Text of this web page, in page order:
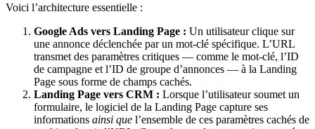
Voici l’architecture essentielle :
Google Ads vers Landing Page : Un utilisateur clique sur
une annonce déclenchée par un mot-clé spécifique. L’URL
transmet des paramètres critiques — comme le mot-clé, l’ID
de campagne et l’ID de groupe d’annonces — à la Landing
Page sous forme de champs cachés.
Landing Page vers CRM : Lorsque l’utilisateur soumet un
formulaire, le logiciel de la Landing Page capture ses
informations ainsi que l’ensemble de ces paramètres cachés de